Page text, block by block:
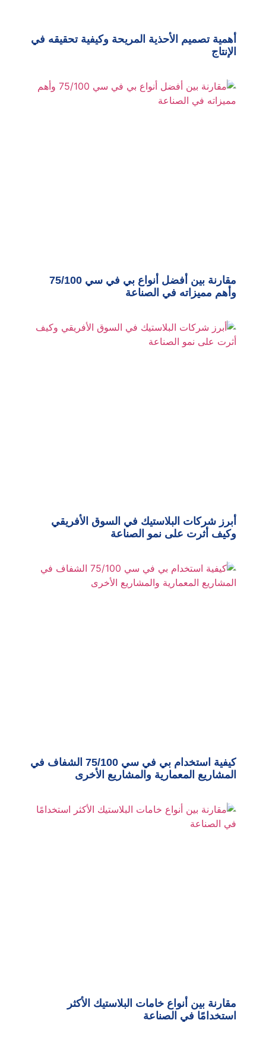
أهمية تصميم الأحذية المريحة وكيفية تحقيقه في
الإنتاج
مقارنة بين أفضل أنواع بي في سي 75/100
وأهم مميزاته في الصناعة
أبرز شركات البلاستيك في السوق الأفريقي
وكيف أثرت على نمو الصناعة
كيفية استخدام بي في سي 75/100 الشفاف في
المشاريع المعمارية والمشاريع الأخرى
مقارنة بين أنواع خامات البلاستيك الأكثر
استخدامًا في الصناعة